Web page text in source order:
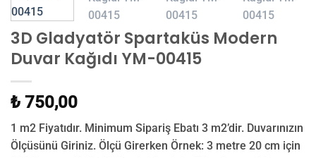
3D Gladyatör Spartaküs Modern
Duvar Kağıdı YM-00415
₺ 750,00
1 m2 Fiyatıdır. Minimum Sipariş Ebatı 3 m2’dir. Duvarınızın
Ölçüsünü Giriniz. Ölçü Girerken Örnek: 3 metre 20 cm için